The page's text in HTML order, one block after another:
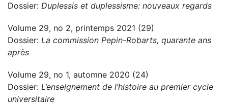
Dossier: Duplessis et duplessisme: nouveaux regards
Volume 29, no 2, printemps 2021 (29)
Dossier: La commission Pepin-Robarts, quarante ans
après
Volume 29, no 1, automne 2020 (24)
Dossier: L’enseignement de l’histoire au premier cycle
universitaire